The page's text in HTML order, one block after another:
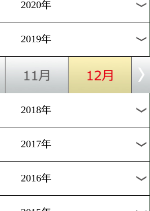
過去のニュース
2025年
2024年
2023年